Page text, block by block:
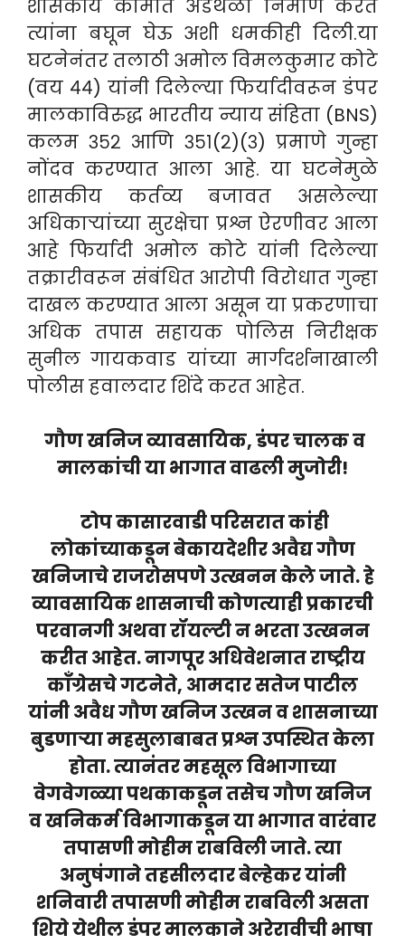
शासकीय कामात अडथळा निर्माण करत
त्यांना बघून घेऊ अशी धमकीही दिली.या
घटनेनंतर तलाठी अमोल विमलकुमार कोटे
(वय ४४) यांनी दिलेल्या फिर्यादीवरून डंपर
मालकाविरुद्ध भारतीय न्याय संहिता (BNS)
कलम ३५२ आणि ३५१(२)(३) प्रमाणे गुन्हा
नोंदव करण्यात आला आहे. या घटनेमुळे
शासकीय कर्तव्य बजावत असलेल्या
अधिकाऱ्यांच्या सुरक्षेचा प्रश्न ऐरणीवर आला
आहे फिर्यादी अमोल कोटे यांनी दिलेल्या
तक्रारीवरून संबंधित आरोपी विरोधात गुन्हा
दाखल करण्यात आला असून या प्रकरणाचा
अधिक तपास सहायक पोलिस निरीक्षक
सुनील गायकवाड यांच्या मार्गदर्शनाखाली
पोलीस हवालदार शिंदे करत आहेत.
गौण खनिज व्यावसायिक, डंपर चालक व
मालकांची या भागात वाढली मुजोरी!
टोप कासारवाडी परिसरात कांही
लोकांच्याकडून बेकायदेशीर अवैद्य गौण
खनिजाचे राजरोसपणे उत्खनन केले जाते. हे
व्यावसायिक शासनाची कोणत्याही प्रकारची
परवानगी अथवा रॉयल्टी न भरता उत्खनन
करीत आहेत. नागपूर अधिवेशनात राष्ट्रीय
काँग्रेसचे गटनेते, आमदार सतेज पाटील
यांनी अवैध गौण खनिज उत्खन व शासनाच्या
बुडणाऱ्या महसुलाबाबत प्रश्न उपस्थित केला
होता. त्यानंतर महसूल विभागाच्या
वेगवेगळ्या पथकाकडून तसेच गौण खनिज
व खनिकर्म विभागाकडून या भागात वारंवार
तपासणी मोहीम राबविली जाते. त्या
अनुषंगाने तहसीलदार बेल्हेकर यांनी
शनिवारी तपासणी मोहीम राबविली असता
शिये येथील डंपर मालकाने अरेरावीची भाषा